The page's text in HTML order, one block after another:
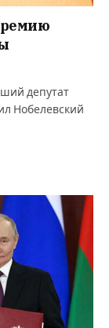
депутат
Нобелевский